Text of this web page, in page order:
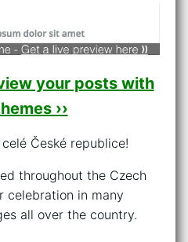
your posts with
››
České republice!
throughout the Czech
celebration in many
all over the country.